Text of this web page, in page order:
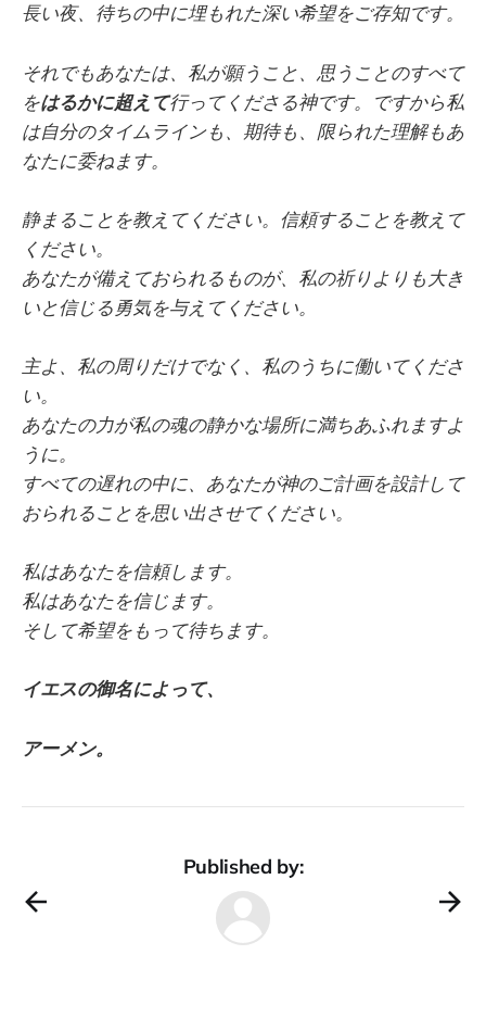
長い夜、待ちの中に埋もれた深い希望をご存知です。
それでもあなたは、私が願うこと、思うことのすべて
をはるかに超えて行ってくださる神です。ですから私
は自分のタイムラインも、期待も、限られた理解もあ
なたに委ねます。
静まることを教えてください。信頼することを教えて
ください。
あなたが備えておられるものが、私の祈りよりも大き
いと信じる勇気を与えてください。
主よ、私の周りだけでなく、私のうちに働いてくださ
い。
あなたの力が私の魂の静かな場所に満ちあふれますよ
うに。
すべての遅れの中に、あなたが神のご計画を設計して
おられることを思い出させてください。
私はあなたを信頼します。
私はあなたを信じます。
そして希望をもって待ちます。
イエスの御名によって、
アーメン。
Published by: